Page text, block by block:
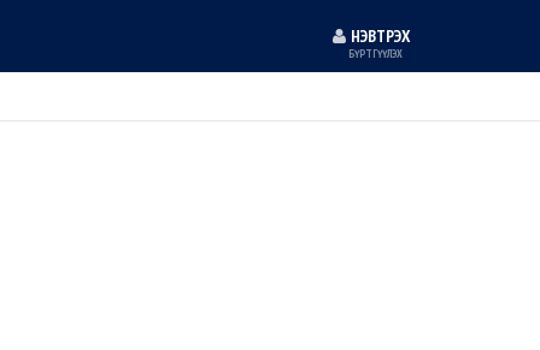
НЭВТРЭХ
БҮРТГҮҮЛЭХ